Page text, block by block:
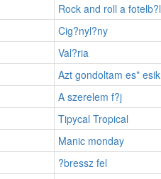
Rock and roll a fotelb?l
Cig?nyl?ny
Val?ria
Azt gondoltam es* esik
A szerelem f?j
Tipycal Tropical
Manic monday
?bressz fel